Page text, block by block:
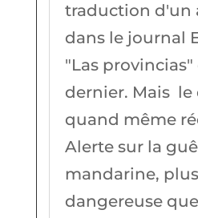
traduction d'un
dans le journal
"Las provincias"
dernier. Mais le
quand même
Alerte sur la
mandarine, plus
dangereuse